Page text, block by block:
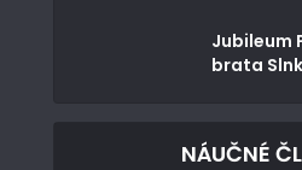
Jubileum
brata
NÁUČNÉ